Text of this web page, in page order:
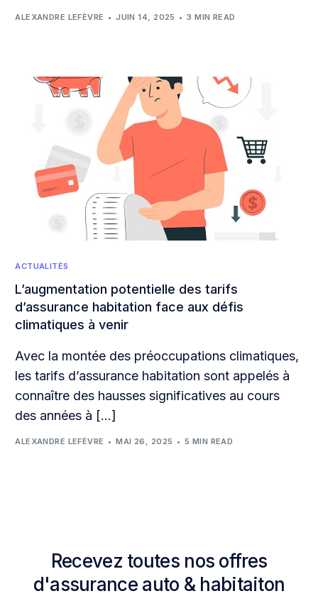
ALEXANDRE LEFÈVRE JUIN 14, 2025 3 MIN READ
ACTUALITÉS
L’augmentation potentielle des tarifs
d’assurance habitation face aux défis
climatiques à venir
Avec la montée des préoccupations climatiques,
les tarifs d’assurance habitation sont appelés à
connaître des hausses significatives au cours
des années à […]
ALEXANDRE LEFÈVRE MAI 26, 2025 5 MIN READ
Recevez toutes nos offres
d'assurance auto & habitaiton